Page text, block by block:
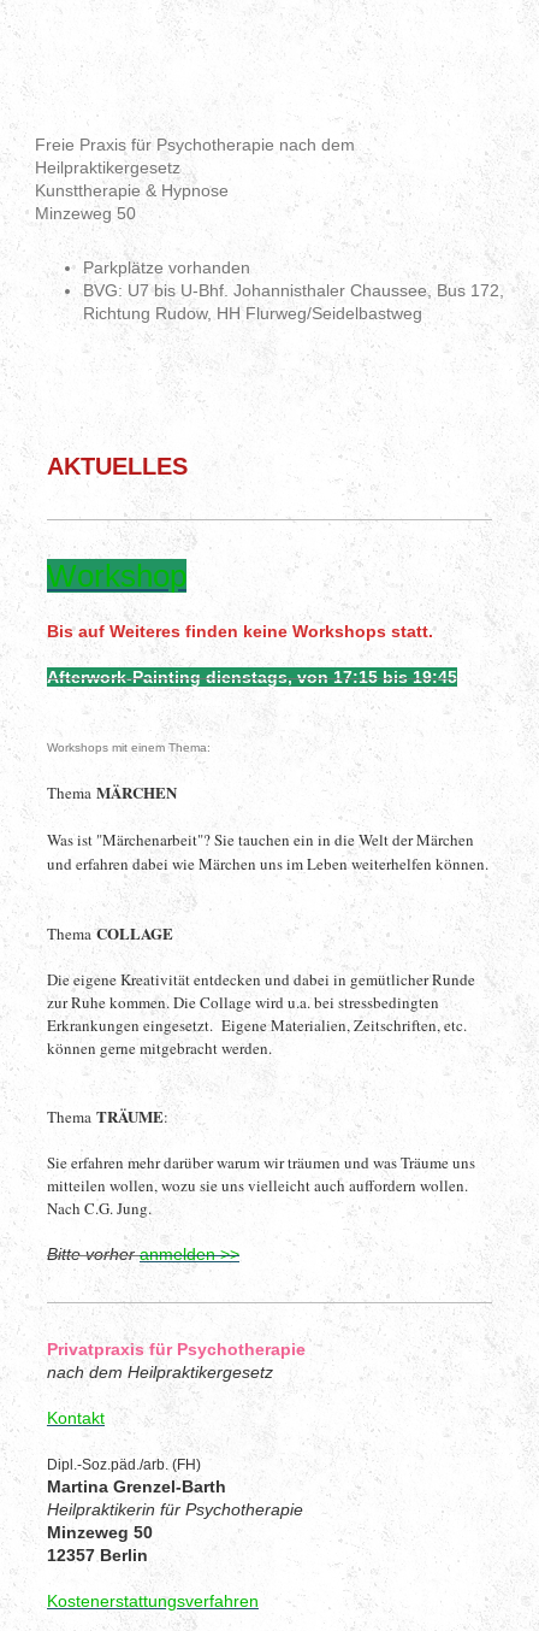
Freie Praxis für Psychotherapie nach dem
Heilpraktikergesetz
Kunsttherapie & Hypnose
Minzeweg 50
Parkplätze vorhanden
BVG: U7 bis U-Bhf. Johannisthaler Chaussee, Bus 172,
Richtung Rudow, HH Flurweg/Seidelbastweg
AKTUELLES
Workshop
Bis auf Weiteres finden keine Workshops statt.
Afterwork-Painting dienstags, von 17:15 bis 19:45
> nur nach vorheriger Anmeldung
Workshops mit einem Thema:
Thema MÄRCHEN
Was ist "Märchenarbeit"? Sie tauchen ein in die Welt der Märchen
und erfahren dabei wie Märchen uns im Leben weiterhelfen können.
ThemaCOLLAGE
Die eigene Kreativität entdecken und dabei in gemütlicher Runde
zur Ruhe kommen. Die Collage wird u.a. bei stressbedingten
Erkrankungen eingesetzt. Eigene Materialien, Zeitschriften, etc.
können gerne mitgebracht werden.
Thema TRÄUME:
Sie erfahren mehr darüber warum wir träumen und was Träume uns
mitteilen wollen, wozu sie uns vielleicht auch auffordern wollen.
Nach C.G. Jung.
Bitte vorheranmelden >>
Privatpraxis für Psychotherapie
nach dem Heilpraktikergesetz
Kontakt
Dipl.-Soz.päd./arb. (FH)
Martina Grenzel-Barth
Heilpraktikerin für Psychotherapie
Minzeweg 50
12357 Berlin
Kostenerstattungsverfahren